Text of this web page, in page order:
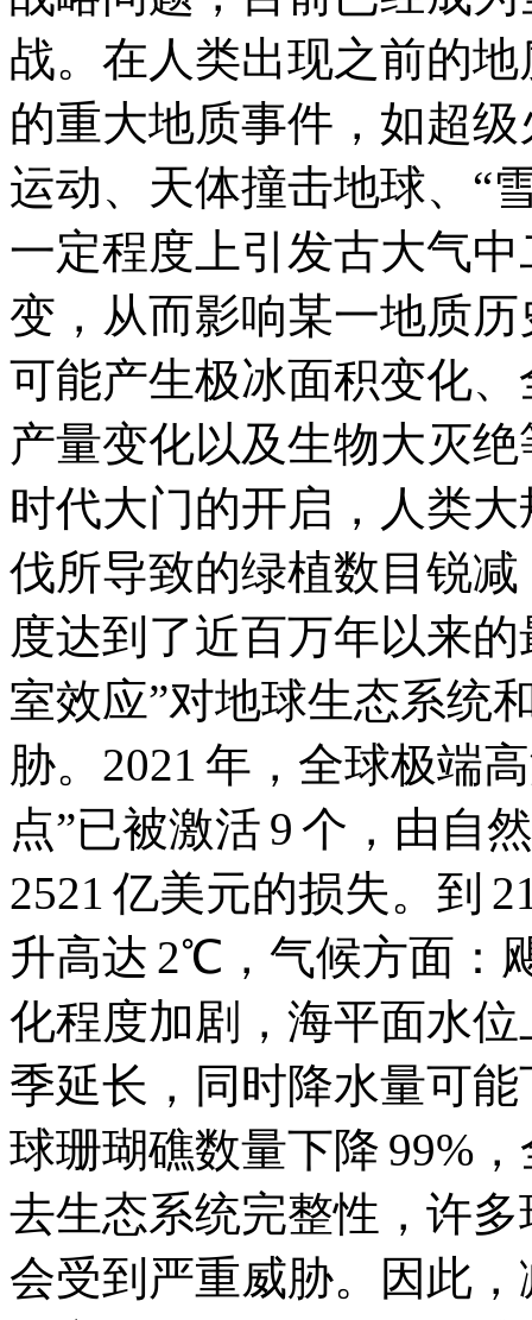
战。在人类出现之前的
的重大地质事件，如超
运动、天体撞击地球、“
一定程度上引发古大气
变，从而影响某一地质
可能产生极冰面积变化
产量变化以及生物大灭
时代大门的开启，人类
伐所导致的绿植数目锐
度达到了近百万年以来
室效应”对地球生态系统
胁。2021 年，全球极端
点”已被激活 9 个，由自
2521 亿美元的损失。到
升高达 2℃，气候方面：
化程度加剧，海平面水
季延长，同时降水量可
球珊瑚礁数量下降 99%
去生态系统完整性，许
会受到严重威胁。因此